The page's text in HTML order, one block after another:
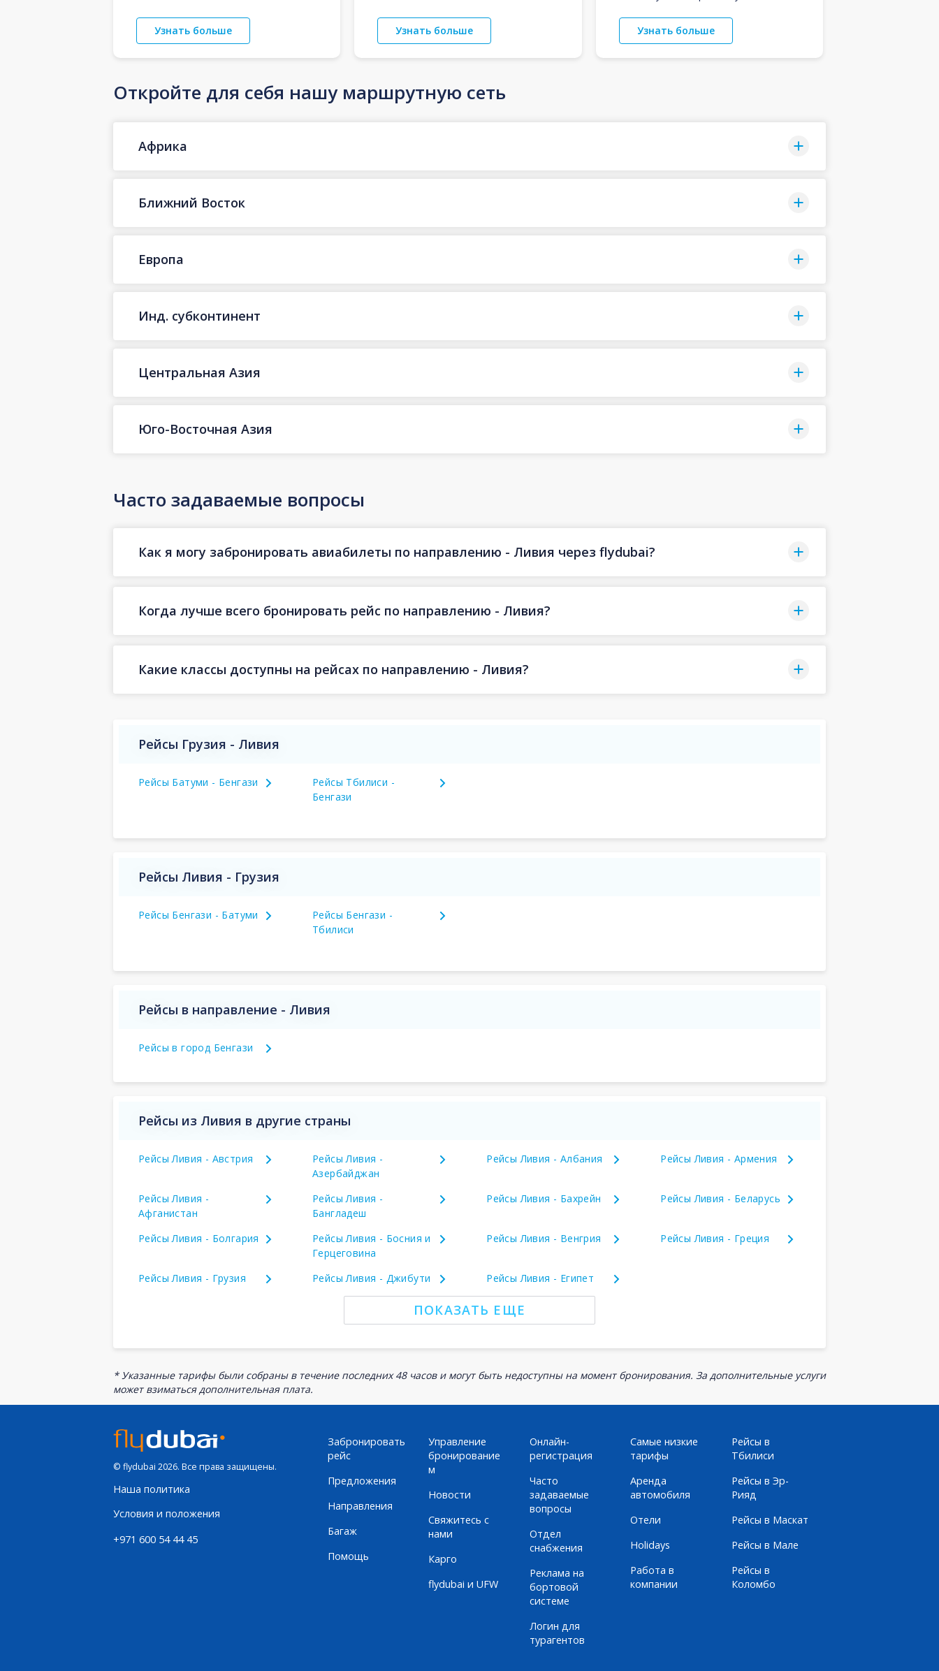
Узнать больше Узнать больше Узнать больше
Откройте для себя нашу маршрутную сеть
Африка
Ближний Восток
Европа
Инд. субконтинент
Центральная Азия
Юго-Восточная Азия
Часто задаваемые вопросы
Как я могу забронировать авиабилеты по направлению - Ливия через flydubai?
Когда лучше всего бронировать рейс по направлению - Ливия?
Какие классы доступны на рейсах по направлению - Ливия?
Рейсы Грузия - Ливия
Рейсы Батуми - Бенгази
Рейсы Тбилиси -
Бенгази
Рейсы Ливия - Грузия
Рейсы Бенгази - Батуми
Рейсы Бенгази -
Тбилиси
Рейсы в направление - Ливия
Рейсы в город Бенгази
Рейсы из Ливия в другие страны
Рейсы Ливия - Австрия
Рейсы Ливия -
Азербайджан
Рейсы Ливия - Албания Рейсы Ливия - Армения
Рейсы Ливия -
Афганистан
Рейсы Ливия -
Бангладеш
Рейсы Ливия - Бахрейн Рейсы Ливия - Беларусь
Рейсы Ливия - Болгария
Рейсы Ливия - Босния и
Герцеговина
Рейсы Ливия - Венгрия Рейсы Ливия - Греция
Рейсы Ливия - Грузия Рейсы Ливия - Джибути Рейсы Ливия - Египет
ПОКАЗАТЬ ЕЩЕ
* Указанные тарифы были собраны в течение последних 48 часов и могут быть недоступны на момент бронирования. За дополнительные услуги
может взиматься дополнительная плата.
© flydubai 2026. Все права защищены.
Наша политика
Условия и положения
+971 600 54 44 45
Забронировать
рейс
Предложения
Направления
Багаж
Помощь
Управление
бронирование
м
Новости
Свяжитесь с
нами
Карго
flydubai и UFW
Онлайн-
регистрация
Часто
задаваемые
вопросы
Отдел
снабжения
Реклама на
бортовой
системе
Логин для
турагентов
Самые низкие
тарифы
Аренда
автомобиля
Отели
Holidays
Работа в
компании
Рейсы в
Тбилиси
Рейсы в Эр-
Рияд
Рейсы в Маскат
Рейсы в Мале
Рейсы в
Коломбо